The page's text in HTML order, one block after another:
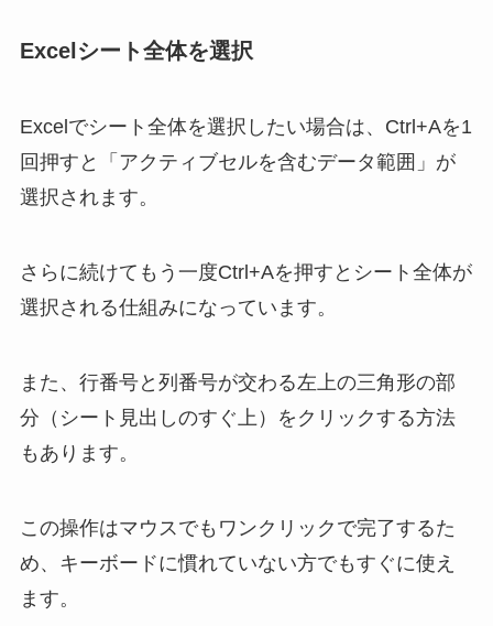
Excelシート全体を選択
Excelでシート全体を選択したい場合は、Ctrl+Aを1
回押すと「アクティブセルを含むデータ範囲」が
選択されます。
さらに続けてもう一度Ctrl+Aを押すとシート全体が
選択される仕組みになっています。
また、行番号と列番号が交わる左上の三角形の部
分（シート見出しのすぐ上）をクリックする方法
もあります。
この操作はマウスでもワンクリックで完了するた
め、キーボードに慣れていない方でもすぐに使え
ます。